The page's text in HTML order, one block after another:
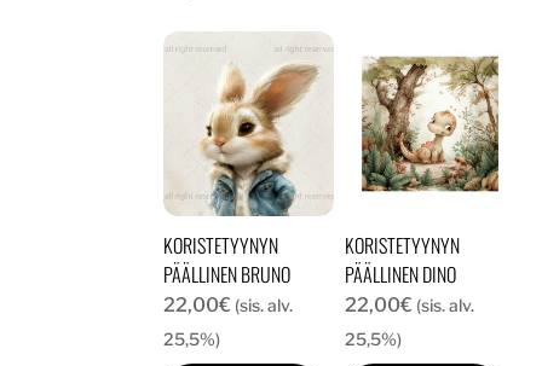
KORISTETYYNYN
PÄÄLLINEN BRUNO
22,00€ (sis. alv.
25,5%)
KORISTETYYNYN
PÄÄLLINEN DINO
22,00€ (sis. alv.
25,5%)